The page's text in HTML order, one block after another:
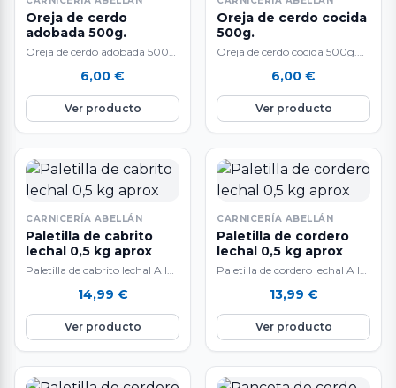
Oreja de cerdo
adobada 500g.
Oreja de cerdo adobada 500g.
comer. Ingredientes: Oreja de
cerdo 54%,…
6,00 €
Ver producto
Oreja de cerdo cocida
500g.
Oreja de cerdo cocida 500g.
comer. Ingredientes: Oreja de
cerdo 54%,…
6,00 €
Ver producto
CARNICERÍA ABELLÁN
Paletilla de cabrito
lechal 0,5 kg aprox
Paletilla de cabrito lechal A la
14,99 €
Ver producto
CARNICERÍA ABELLÁN
Paletilla de cordero
lechal 0,5 kg aprox
Paletilla de cordero lechal A la
13,99 €
Ver producto